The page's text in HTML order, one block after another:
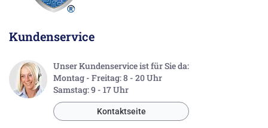
Kundenservice
Unser Kundenservice ist für Sie da:
Montag - Freitag: 8 - 20 Uhr
Samstag: 9 - 17 Uhr
Kontaktseite